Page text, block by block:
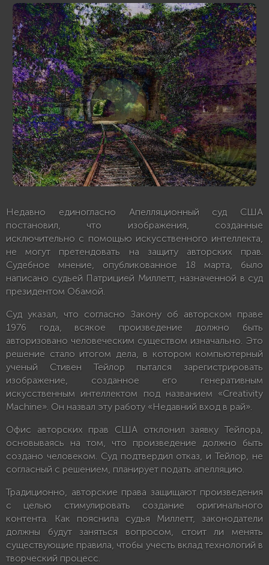
Недавно единогласно Апелляционный суд США
постановил, что изображения, созданные
исключительно с помощью искусственного интеллекта,
не могут претендовать на защиту авторских прав.
Судебное мнение, опубликованное 18 марта, было
написано судьей Патрицией Миллетт, назначенной в суд
президентом Обамой.
Суд указал, что согласно Закону об авторском праве
1976 года, всякое произведение должно быть
авторизовано человеческим существом изначально. Это
решение стало итогом дела, в котором компьютерный
ученый Стивен Тейлор пытался зарегистрировать
изображение, созданное его генеративным
искусственным интеллектом под названием «Creativity
Machine». Он назвал эту работу «Недавний вход в рай».
Офис авторских прав США отклонил заявку Тейлора,
основываясь на том, что произведение должно быть
создано человеком. Суд подтвердил отказ, и Тейлор, не
согласный с решением, планирует подать апелляцию.
Традиционно, авторские права защищают произведения
с целью стимулировать создание оригинального
контента. Как пояснила судья Миллетт, законодатели
должны будут заняться вопросом, стоит ли менять
существующие правила, чтобы учесть вклад технологий в
творческий процесс.